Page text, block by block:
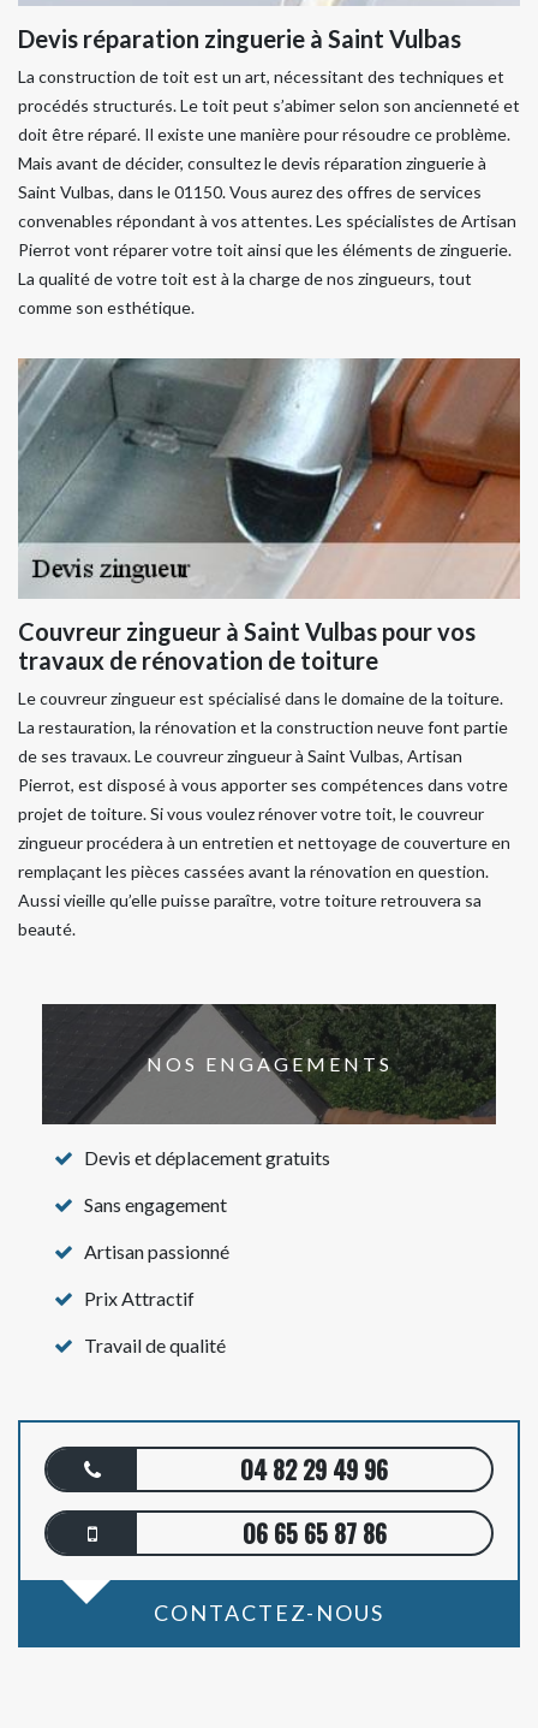
Devis réparation zinguerie à Saint Vulbas
La construction de toit est un art, nécessitant des techniques et
procédés structurés. Le toit peut s’abimer selon son ancienneté et
doit être réparé. Il existe une manière pour résoudre ce problème.
Mais avant de décider, consultez le devis réparation zinguerie à
Saint Vulbas, dans le 01150. Vous aurez des offres de services
convenables répondant à vos attentes. Les spécialistes de Artisan
Pierrot vont réparer votre toit ainsi que les éléments de zinguerie.
La qualité de votre toit est à la charge de nos zingueurs, tout
comme son esthétique.
Couvreur zingueur à Saint Vulbas pour vos
travaux de rénovation de toiture
Le couvreur zingueur est spécialisé dans le domaine de la toiture.
La restauration, la rénovation et la construction neuve font partie
de ses travaux. Le couvreur zingueur à Saint Vulbas, Artisan
Pierrot, est disposé à vous apporter ses compétences dans votre
projet de toiture. Si vous voulez rénover votre toit, le couvreur
zingueur procédera à un entretien et nettoyage de couverture en
remplaçant les pièces cassées avant la rénovation en question.
Aussi vieille qu’elle puisse paraître, votre toiture retrouvera sa
beauté.
NOS ENGAGEMENTS
Devis et déplacement gratuits
Sans engagement
Artisan passionné
Prix Attractif
Travail de qualité
04 82 29 49 96
06 65 65 87 86
CONTACTEZ-NOUS